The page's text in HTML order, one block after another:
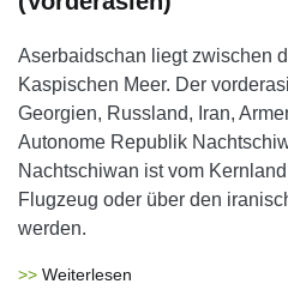
Aserbaidschan liegt zwischen
Kaspischen Meer. Der
Georgien, Russland, Iran,
Autonome Republik
Nachtschiwan ist vom
Flugzeug oder über den
werden.
Weiterlesen